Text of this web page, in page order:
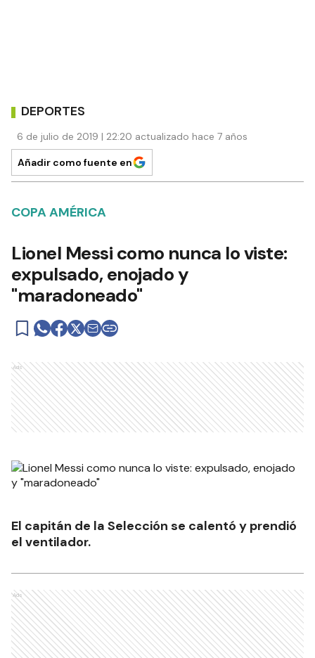
DEPORTES
6 de julio de 2019 | 22:20 actualizado hace 7 años
Añadir como fuente en
COPA AMÉRICA
Lionel Messi como nunca lo viste:
expulsado, enojado y
"maradoneado"
Ads
El capitán de la Selección se calentó y prendió
el ventilador.
Ads